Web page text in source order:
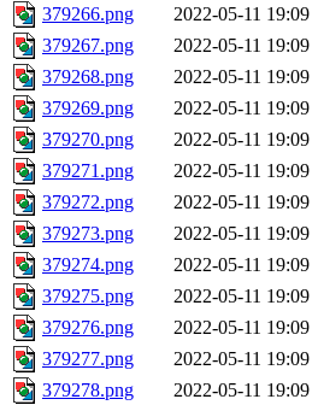
379266.png
2022-05-11 19:09
379267.png
2022-05-11 19:09
379268.png
2022-05-11 19:09
379269.png
2022-05-11 19:09
379270.png
2022-05-11 19:09
379271.png
2022-05-11 19:09
379272.png
2022-05-11 19:09
379273.png
2022-05-11 19:09
379274.png
2022-05-11 19:09
379275.png
2022-05-11 19:09
379276.png
2022-05-11 19:09
379277.png
2022-05-11 19:09
379278.png
2022-05-11 19:09